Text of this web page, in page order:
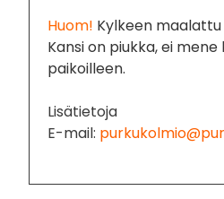
Huom! Kylkeen
Kansi on piukka, ei mene
paikoilleen.
Lisätietoja
E-mail: